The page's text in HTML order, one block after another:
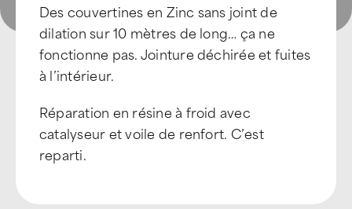
Des couvertines en Zinc sans joint de
dilation sur 10 mètres de long… ça ne
fonctionne pas. Jointure déchirée et fuites
à l’intérieur.
Réparation en résine à froid avec
catalyseur et voile de renfort. C’est
reparti.